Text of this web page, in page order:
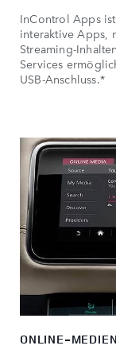
InControl Apps
interaktive Apps,
Streaming-
Services
USB-Anschluss.*
ONLINE-MEDIEN